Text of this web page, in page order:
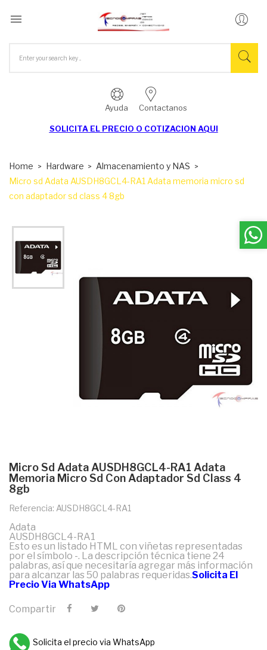

Ayuda Contactanos
SOLICITA EL PRECIO O COTIZACION AQUI
Home Hardware
Almacenamiento y NAS
Micro sd Adata AUSDH8GCL4-RA1 Adata memoria micro sd
con adaptador sd class 4 8gb
Micro Sd Adata AUSDH8GCL4-RA1 Adata
Memoria Micro Sd Con Adaptador Sd Class 4
8gb
Referencia: AUSDH8GCL4-RA1
Adata
AUSDH8GCL4-RA1
Esto es un listado HTML con viñetas representadas
por el símbolo -. La descripción técnica tiene 24
palabras, así que necesitaría agregar más información
para alcanzar las 50 palabras requeridas.Solicita El
Precio Via WhatsApp
Compartir
Solicita el precio via WhatsApp